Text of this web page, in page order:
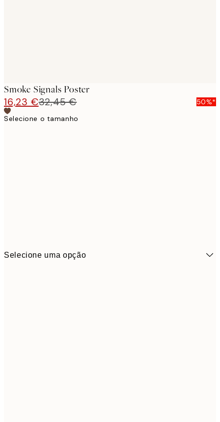
Smoke Signals Poster
16,23 €32,45 €
50%*
Selecione o tamanho
Selecione uma opção